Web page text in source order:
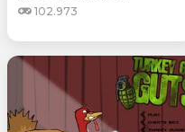
102.973